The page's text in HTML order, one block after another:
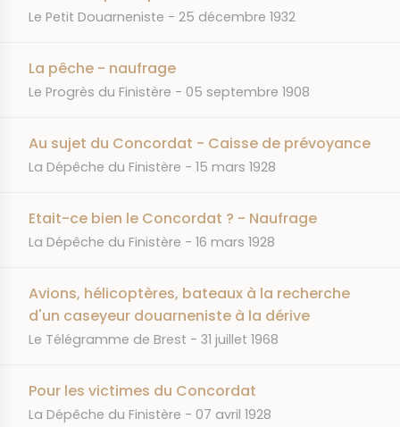
JOURNAL
Le Petit Douarneniste DATE
25 décembre 1932
La pêche - naufrage
JOURNAL
Le Progrès du Finistère DATE
05 septembre 1908
Au sujet du Concordat - Caisse de prévoyance
JOURNAL
La Dépêche du Finistère DATE
15 mars 1928
Etait-ce bien le Concordat ? - Naufrage
JOURNAL
La Dépêche du Finistère DATE
16 mars 1928
Avions, hélicoptères, bateaux à la recherche
d'un caseyeur douarneniste à la dérive
JOURNAL
Le Télégramme de Brest DATE
31 juillet 1968
Pour les victimes du Concordat
JOURNAL
La Dépêche du Finistère DATE
07 avril 1928